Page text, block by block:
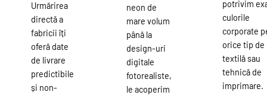
Urmărirea
directă a
fabricii îți
oferă date
de livrare
predictibile
și non-
neon de
mare volum
până la
design-uri
digitale
fotorealiste,
le acoperim
potrivim
culorile
corporate
orice tip de
textilă sau
tehnică de
imprimare.